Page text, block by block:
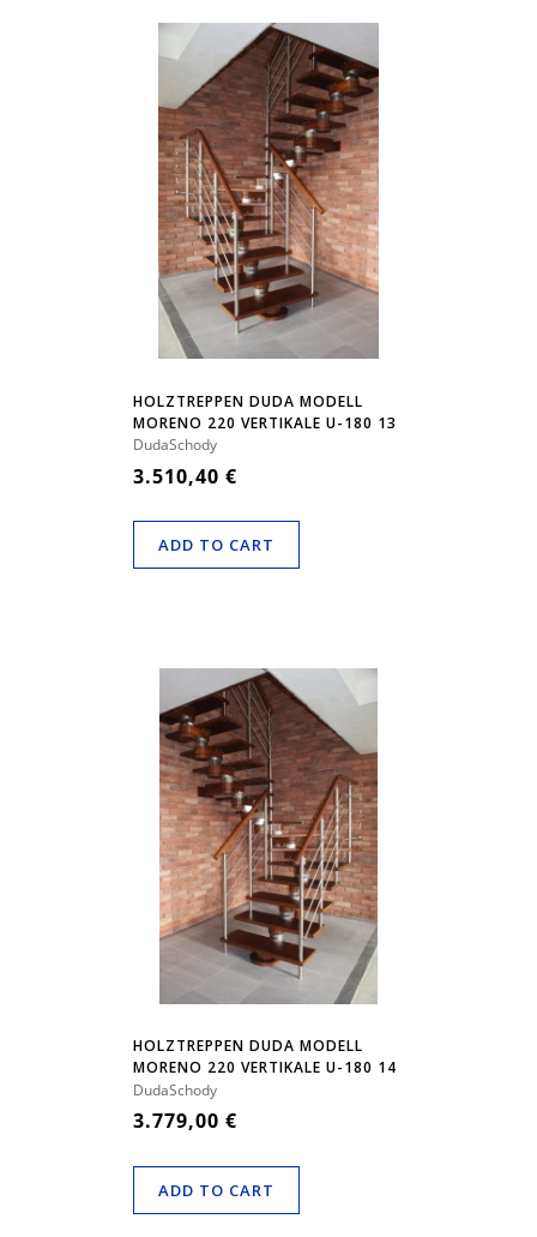
HOLZTREPPEN DUDA MODELL
MORENO 220 VERTIKALE U-180 13
ELEMENTE
DudaSchody
3.510,40 €
ADD TO CART
HOLZTREPPEN DUDA MODELL
MORENO 220 VERTIKALE U-180 14
ELEMENTE
DudaSchody
3.779,00 €
ADD TO CART